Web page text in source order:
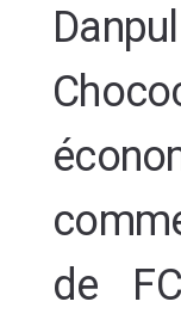
de